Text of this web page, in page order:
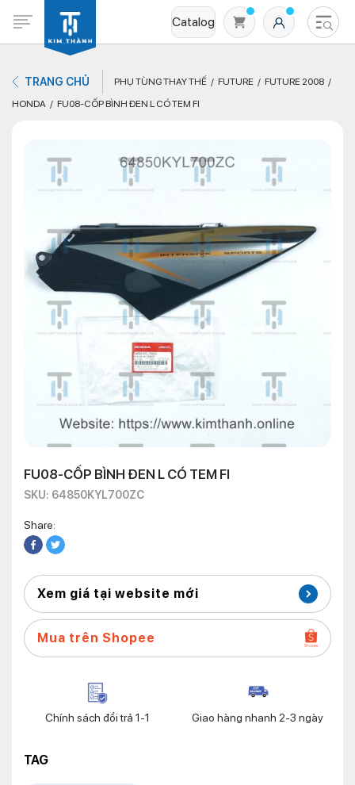
Catalog
Không có sản phẩm nào trong giỏ hàng
TRANG CHỦ PHỤ TÙNG THAY THẾ FUTURE
FUTURE 2008
HONDA
FU08-CỐP BÌNH ĐEN L CÓ TEM FI
FU08-CỐP BÌNH ĐEN L CÓ TEM FI
SKU: 64850KYL700ZC
Share:
Xem giá tại website mới
Mua trên Shopee
Chính sách đổi trả 1-1 Giao hàng nhanh 2-3 ngày
TAG